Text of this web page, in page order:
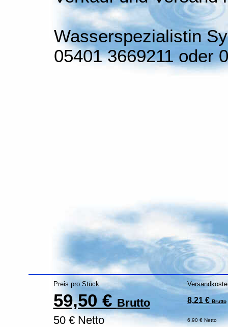
Wasserspezialistin
05401 3669211 oder
Preis pro Stück
59,50 € Brutto 8,21 € Brutto
50 € Netto 6,90 € Netto